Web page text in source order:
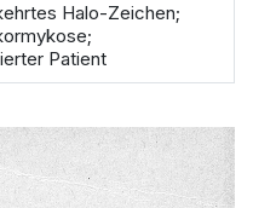
Halo-Zeichen;
Patient